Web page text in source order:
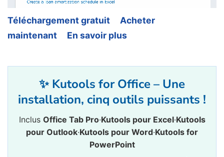
Téléchargement gratuit
Acheter
maintenant
En savoir plus
✨ Kutools for Office – Une
installation, cinq outils puissants !
Inclus Office Tab Pro·Kutools pour Excel·Kutools
pour Outlook·Kutools pour Word·Kutools for
PowerPoint